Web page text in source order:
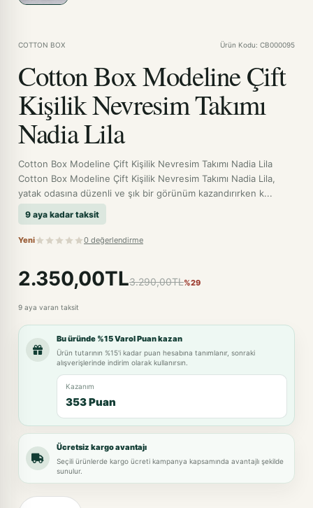
COTTON BOX Ürün Kodu: CB000095
Cotton Box Modeline Çift
Kişilik Nevresim Takımı
Nadia Lila
Cotton Box Modeline Çift Kişilik Nevresim Takımı Nadia Lila
Cotton Box Modeline Çift Kişilik Nevresim Takımı Nadia Lila,
yatak odasına düzenli ve şık bir görünüm kazandırırken k...
9 aya kadar taksit
Yeni 0 değerlendirme
2.350,00TL3.290,00TL%29
9 aya varan taksit
Bu üründe %15 Varol Puan kazan
Ürün tutarının %15'i kadar puan hesabına tanımlanır, sonraki
alışverişlerinde indirim olarak kullanırsın.
Kazanım
353 Puan
Ücretsiz kargo avantajı
Seçili ürünlerde kargo ücreti kampanya kapsamında avantajlı şekilde
sunulur.